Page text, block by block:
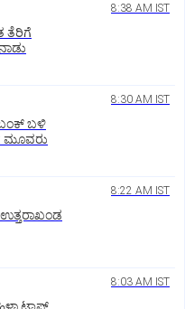
8:38 AM IST
ತೆರಿಗೆ
8:30 AM IST
ಬಳಿ
ಮೂವರು
8:22 AM IST
ಉತ್ತರಾಖಂಡ
8:03 AM IST